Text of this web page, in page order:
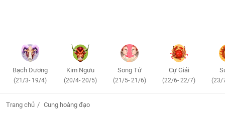
Bạch Dương
(21/3- 19/4)
Kim Ngưu
(20/4- 20/5)
Song Tử
(21/5- 21/6)
Cự Giải
(22/6- 22/7) (23/
Trang chủ Cung hoàng đạo